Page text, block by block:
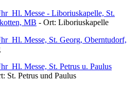
Hl. Messe - Liboriuskapelle, St.
MB - Ort: Liboriuskapelle
Hl. Messe, St. Georg, Oberntudorf,
Hl. Messe, St. Petrus u. Paulus
St. Petrus und Paulus